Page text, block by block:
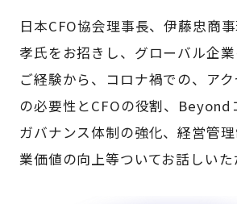
日本CFO協会理事長、伊藤忠商
孝氏をお招きし、グローバル企
ご経験から、コロナ禍での、ア
の必要性とCFOの役割、Beyond
ガバナンス体制の強化、経営管
業価値の向上等ついてお話しいた